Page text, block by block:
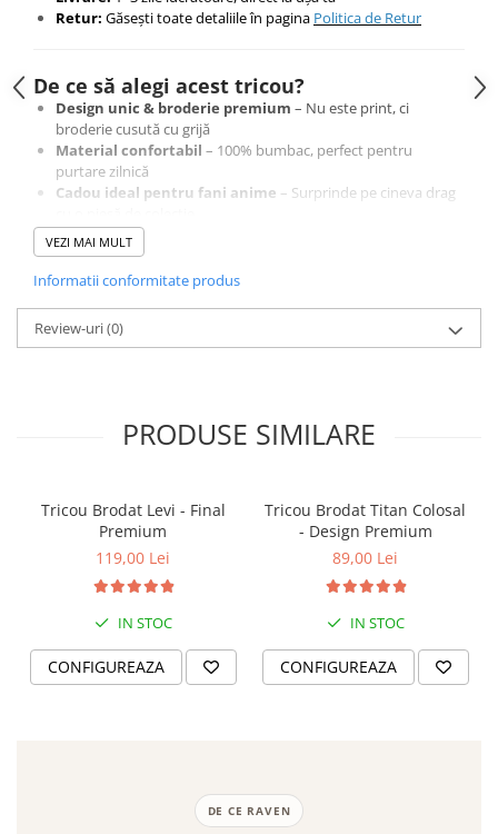
Retur: Găsești toate detaliile în pagina Politica de Retur
De ce să alegi acest tricou?
Design unic & broderie premium – Nu este print, ci
broderie cusută cu grijă
Material confortabil – 100% bumbac, perfect pentru
purtare zilnică
Cadou ideal pentru fani anime – Surprinde pe cineva drag
Comandă acum și poartă un design original, creat cu
Cumpără cu încredere – Plăți securizate și retur garantat 14 zile
VEZI MAI MULT
Informatii conformitate produs
Review-uri(0)
PRODUSE SIMILARE
Tricou Brodat Levi - Final
Premium
119,00 Lei
IN STOC
CONFIGUREAZA
Tricou Brodat Titan Colosal
- Design Premium
89,00 Lei
IN STOC
CONFIGUREAZA
DE CE RAVEN